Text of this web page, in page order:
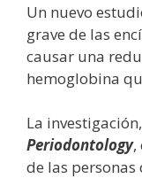
Un nuevo
grave de las
causar una
hemoglobina
La
Periodontology,
de las